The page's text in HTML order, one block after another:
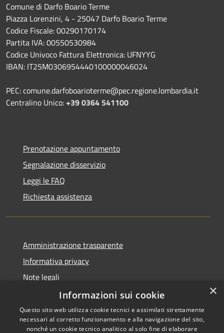
Comune di Darfo Boario Terme
Piazza Lorenzini, 4 - 25047 Darfo Boario Terme
Codice Fiscale: 00290170174
Partita IVA: 00550530984
Codice Univoco Fattura Elettronica: UFNYYG
IBAN: IT25M0306954440100000046024
PEC: comune.darfoboarioterme@pec.regione.lombardia.it
Centralino Unico:+39 0364 541100
Prenotazione appuntamento
Segnalazione disservizio
Leggi le FAQ
Richiesta assistenza
Amministrazione trasparente
Informativa privacy
Note legali
Dichiarazione di accessibilità
×
Informazioni sui cookie
Questo sito web utilizza cookie tecnici e assimilati strettamente
necessari al corretto funzionamento e alla navigazione del sito,
nonché un cookie tecnico analitico al solo fine di elaborare